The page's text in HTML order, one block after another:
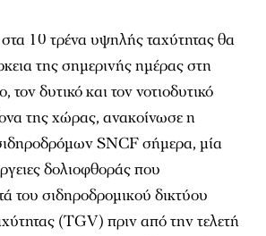
10 τρένα υψηλής ταχύτητας θα
της σημερινής ημέρας στη
τον δυτικό και τον νοτιοδυτικό
της χώρας, ανακοίνωσε η
SNCF σήμερα, μία
δολιοφθοράς που
του σιδηροδρομικού δικτύου
(TGV) πριν από την τελετή